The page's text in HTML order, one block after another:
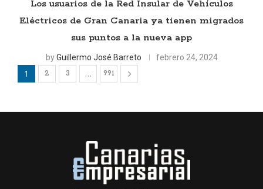
Los usuarios de la Red Insular de Vehículos
Eléctricos de Gran Canaria ya tienen migrados
sus puntos a la nueva app
byGuillermo José Barreto febrero 24, 2024
1 2 3 … 991